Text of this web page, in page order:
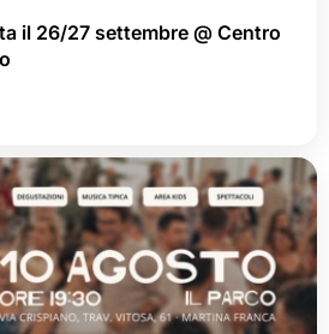
il 26/27 settembre @ Centro